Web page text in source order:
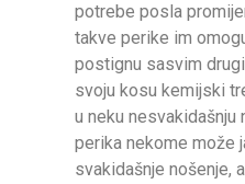
potrebe posla
takve perike im
postignu sasvim
svoju kosu kemijski
u neku nesvakidašnju
perika nekome može
svakidašnje nošenje,